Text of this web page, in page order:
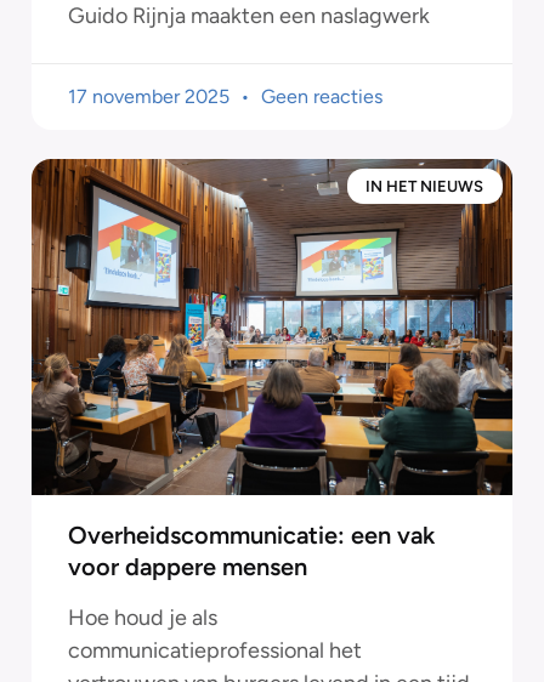
Guido Rijnja maakten een naslagwerk
17 november 2025 Geen reacties
IN HET NIEUWS
Overheidscommunicatie: een vak
voor dappere mensen
Hoe houd je als
communicatieprofessional het